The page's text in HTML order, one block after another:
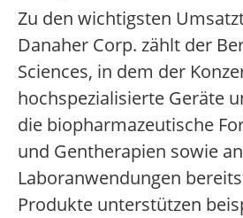
Zu den wichtigsten
Danaher Corp. zählt der
Sciences, in dem der
hochspezialisierte Geräte
die biopharmazeutische
und Gentherapien sowie
Laboranwendungen
Produkte unterstützen